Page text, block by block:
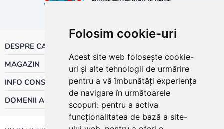
Folosim cookie-uri
Acest site web folosește cookie-
uri și alte tehnologii de urmărire
pentru a vă îmbunătăți experiența
de navigare în următoarele
scopuri: pentru a activa
funcționalitatea de bază a site-
DESPRE CALOR
MAGAZIN
INFO CONSUMATOR
DOMENII ACTIVITATE